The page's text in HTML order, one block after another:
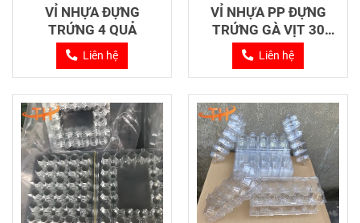
VỈ NHỰA ĐỰNG
TRỨNG 4 QUẢ
Liên hệ
VỈ NHỰA PP ĐỰNG
TRỨNG GÀ VỊT 30
QUẢ
Liên hệ